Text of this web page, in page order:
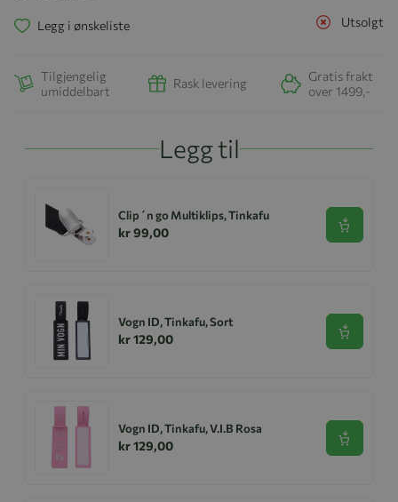
Utsolgt
Legg i ønskeliste
Tilgjengelig
umiddelbart
Rask levering
Gratis frakt
over 1499,-
Legg til
Clip´n go Multiklips, Tinkafu
kr 99,00 Se
Vogn ID, Tinkafu, Sort
kr 129,00 Se
Vogn ID, Tinkafu, V.I.B Rosa
kr 129,00 Se